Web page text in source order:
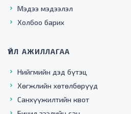
Мэдээ мэдээлэл
Холбоо барих
ҮЙЛ АЖИЛЛАГАА
Нийгмийн дэд бүтэц
Хөгжлийн хөтөлбөрүүд
Санхүүжилтийн квот